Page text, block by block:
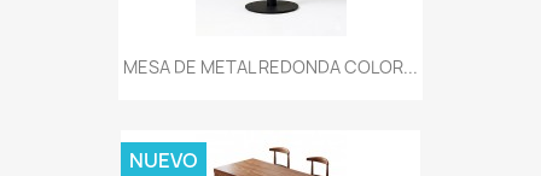
MESA DE METAL REDONDA COLOR...
NUEVO